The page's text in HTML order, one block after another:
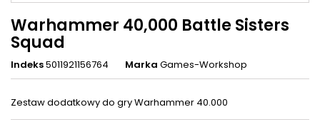
Warhammer 40,000 Battle Sisters
Squad
Indeks5011921156764 Marka Games-Workshop
Zestaw dodatkowy do gry Warhammer 40.000